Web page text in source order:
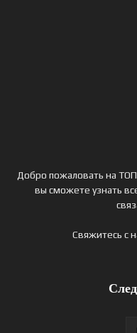
Добро пожаловать на
вы сможете узнать
Свяжитесь с